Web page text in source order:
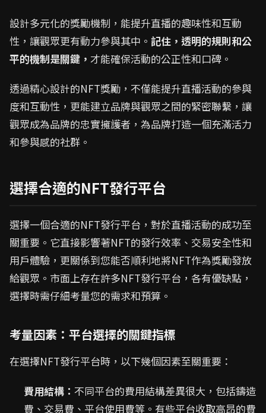
設計多元化的獎勵機制，能提升直播的趣味性和互動
性，讓觀眾更有動力參與其中。 記住，透明的規則和公
平的機制是關鍵， 才能確保活動的公正性和口碑。
透過精心設計的NFT獎勵，不僅能提升直播活動的參與
度和互動性，更能建立品牌與觀眾之間的緊密聯繫，讓
觀眾成為品牌的忠實擁護者，為品牌打造一個充滿活力
和參與感的社群。
選擇合適的NFT發行平台
選擇一個合適的NFT發行平台，對於直播活動的成功至
關重要。它直接影響著NFT的發行效率、交易安全性和
用戶體驗，更關係到您能否順利地將NFT作為獎勵發放
給觀眾。市面上存在許多NFT發行平台，各有優缺點，
選擇時需仔細考量您的需求和預算。
考量因素：平台選擇的關鍵指標
在選擇NFT發行平台時，以下幾個因素至關重要：
費用結構： 不同平台的費用結構差異很大，包括鑄造
費、交易費、平台使用費等。有些平台收取高昂的費